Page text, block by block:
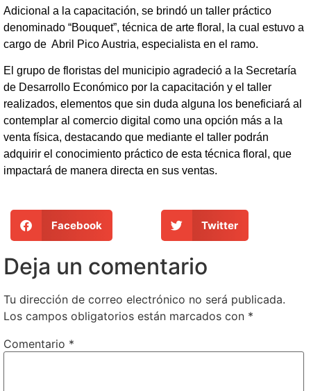
Adicional a la capacitación, se brindó un taller práctico
denominado “Bouquet”, técnica de arte floral, la cual estuvo a
cargo de Abril Pico Austria, especialista en el ramo.
El grupo de floristas del municipio agradeció a la Secretaría
de Desarrollo Económico por la capacitación y el taller
realizados, elementos que sin duda alguna los beneficiará al
contemplar al comercio digital como una opción más a la
venta física, destacando que mediante el taller podrán
adquirir el conocimiento práctico de esta técnica floral, que
impactará de manera directa en sus ventas.
Facebook Twitter
Deja un comentario
Tu dirección de correo electrónico no será publicada.
Los campos obligatorios están marcados con *
Comentario *